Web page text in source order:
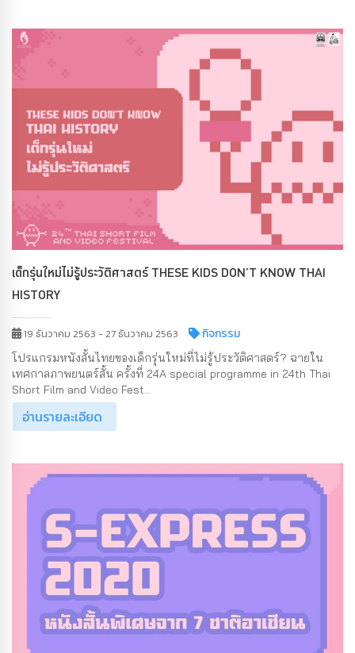
เด็กรุ่นใหม่ไม่รู้ประวัติศาสตร์ THESE KIDS DON’T KNOW THAI
HISTORY
19 ธันวาคม 2563 - 27 ธันวาคม 2563 กิจกรรม
โปรแกรมหนังสั้นไทยของเด็กรุ่นใหม่ที่ไม่รู้ประวัติศาสตร์? ฉายใน
เทศกาลภาพยนตร์สั้น ครั้งที่ 24A special programme in 24th Thai
Short Film and Video Fest...
อ่านรายละเอียด